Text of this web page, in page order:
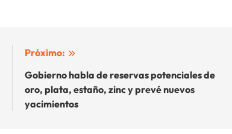
Próximo:
Gobierno habla de reservas potenciales de
oro, plata, estaño, zinc y prevé nuevos
yacimientos